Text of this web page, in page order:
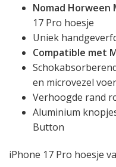
Nomad Horween
17 Pro hoesje
Uniek
Compatible met
en microvezel
Verhoogde rand
Aluminium
Button
iPhone 17 Pro hoesje